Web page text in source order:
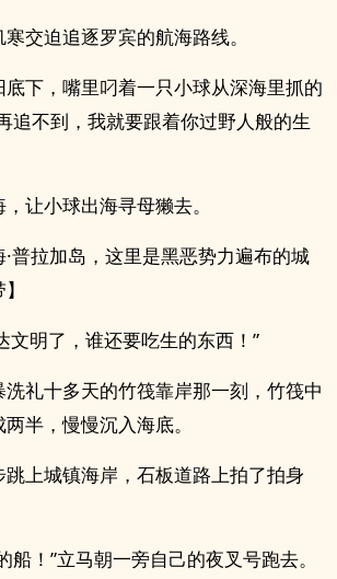
交迫追逐罗宾的航海路线。
下，嘴里叼着一只小球从深海里抓的
追不到，我就要跟着你过野人般的生
让小球出海寻母獭去。
·普拉加岛，这里是黑恶势力遍布的城
文明了，谁还要吃生的东西！”
礼十多天的竹筏靠岸那一刻，竹筏中
半，慢慢沉入海底。
跳上城镇海岸，石板道路上拍了拍身
船！”立马朝一旁自己的夜叉号跑去。